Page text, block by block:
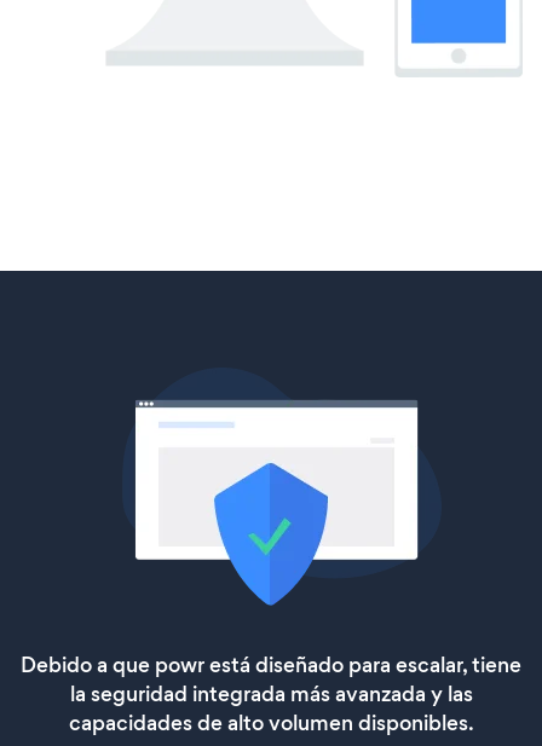
Debido a que powr está diseñado para escalar, tiene
la seguridad integrada más avanzada y las
capacidades de alto volumen disponibles.